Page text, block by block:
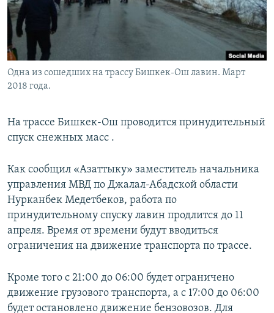
Одна из сошедших на трассу Бишкек-Ош лавин. Март
2018 года.
На трассе Бишкек-Ош проводится принудительный
спуск снежных масс .
Как сообщил «Азаттыку» заместитель начальника
управления МВД по Джалал-Абадской области
Нурканбек Медетбеков, работа по
принудительному спуску лавин продлится до 11
апреля. Время от времени будут вводиться
ограничения на движение транспорта по трассе.
Кроме того с 21:00 до 06:00 будет ограничено
движение грузового транспорта, а с 17:00 до 06:00
будет остановлено движение бензовозов. Для